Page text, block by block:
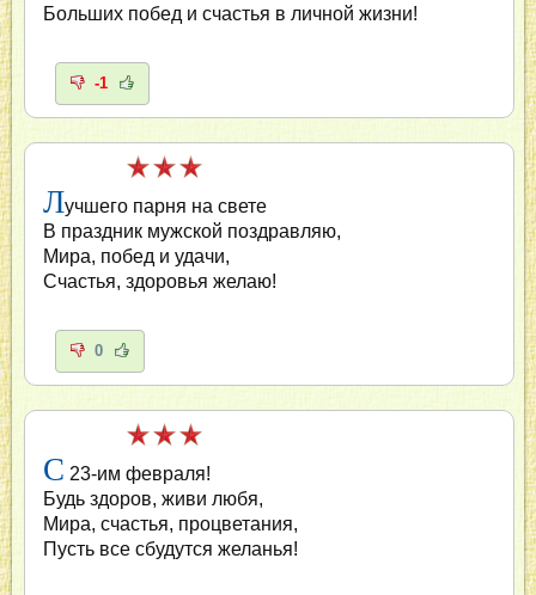
Больших побед и счастья в личной жизни!
-1
Лучшего парня на свете
В праздник мужской поздравляю,
Мира, побед и удачи,
Счастья, здоровья желаю!
0
С 23-им февраля!
Будь здоров, живи любя,
Мира, счастья, процветания,
Пусть все сбудутся желанья!